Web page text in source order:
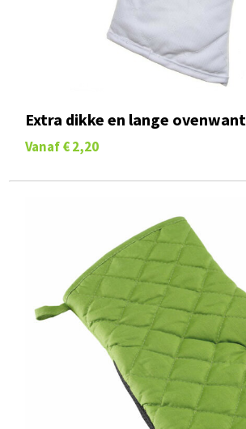
Extra dikke en lange ovenwant
Vanaf € 2,20